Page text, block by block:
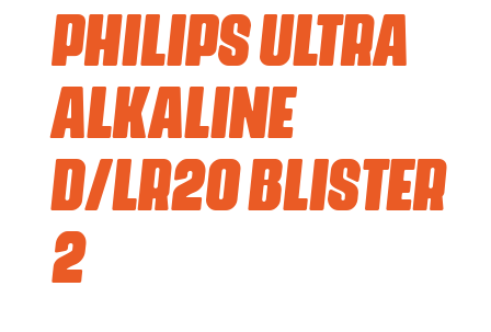
Philips Ultra
Alkaline
D/LR20 blister
2